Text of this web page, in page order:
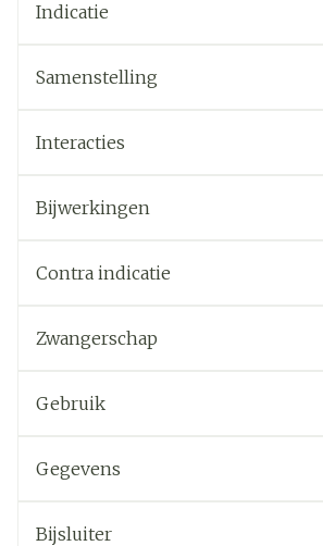
Indicatie
Samenstelling
De werkzame stof in dit middel is
trometamolhydrochloride,
Interacties
Bijwerkingen
Contra indicatie
Zwangerschap
Gebruik
Gegevens
Bijsluiter